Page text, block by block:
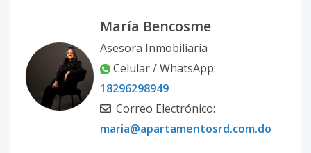
María Bencosme
Asesora Inmobiliaria
Celular / WhatsApp:
18296298949
Correo Electrónico:
maria@apartamentosrd.com.do